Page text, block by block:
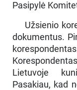
Pasipylė
Užsienio
dokumentus.
Lietuvoje
Pasakiau, kad